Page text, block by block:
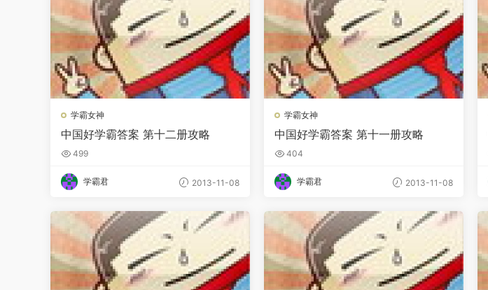
学霸女神
中国好学霸答案 第十二册攻略
499
学霸君 2013-11-08
学霸女神
中国好学霸答案 第十一册攻略
404
学霸君 2013-11-08